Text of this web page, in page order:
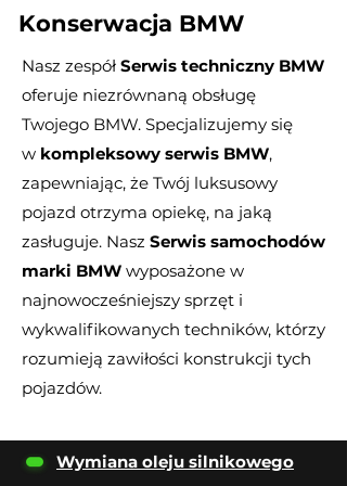
Konserwacja BMW
Nasz zespół Serwis techniczny BMW
oferuje niezrównaną obsługę
Twojego BMW. Specjalizujemy się
w kompleksowy serwis BMW,
zapewniając, że Twój luksusowy
pojazd otrzyma opiekę, na jaką
zasługuje. Nasz Serwis samochodów
marki BMW wyposażone w
najnowocześniejszy sprzęt i
wykwalifikowanych techników, którzy
rozumieją zawiłości konstrukcji tych
pojazdów.
Wymiana oleju silnikowego